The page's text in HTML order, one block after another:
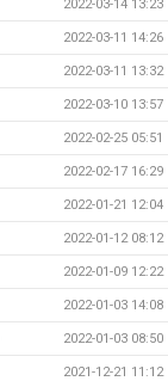
2022-03-14 13:23
2022-03-11 14:26
2022-03-11 13:32
2022-03-10 13:57
2022-02-25 05:51
2022-02-17 16:29
2022-01-21 12:04
2022-01-12 08:12
2022-01-09 12:22
2022-01-03 14:08
2022-01-03 08:50
2021-12-21 11:12